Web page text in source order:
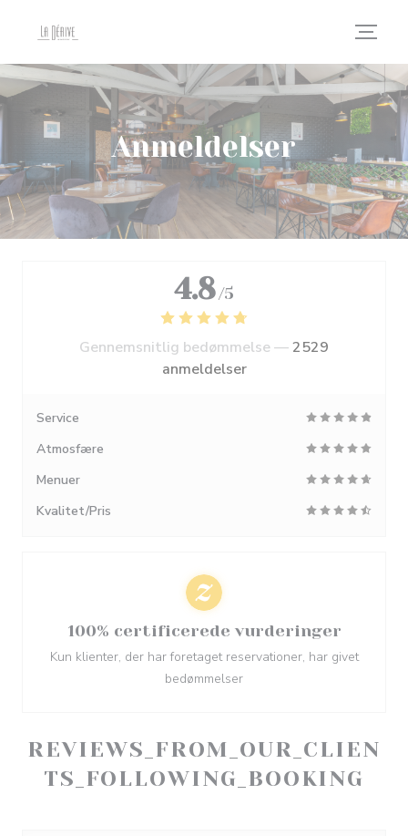
Anmeldelser
REVIEWS_FROM_OUR_CLIEN
TS_FOLLOWING_BOOKING
4.8 /5
Gennemsnitlig bedømmelse —2529
anmeldelser
Service
Atmosfære
Menuer
Kvalitet/Pris
100% certificerede vurderinger
Kun klienter, der har foretaget reservationer, har givet
bedømmelser